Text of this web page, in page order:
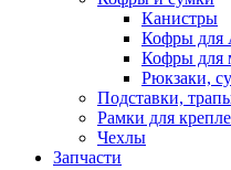
Канистры
Кофры для
Кофры для
Рюкзаки,
Подставки,
Рамки для
Чехлы
Запчасти